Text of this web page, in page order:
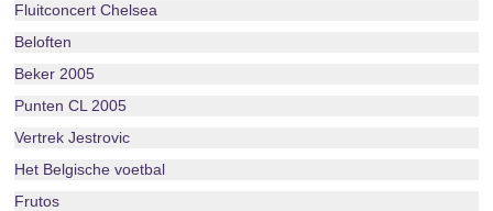
Fluitconcert Chelsea
Beloften
Beker 2005
Punten CL 2005
Vertrek Jestrovic
Het Belgische voetbal
Frutos